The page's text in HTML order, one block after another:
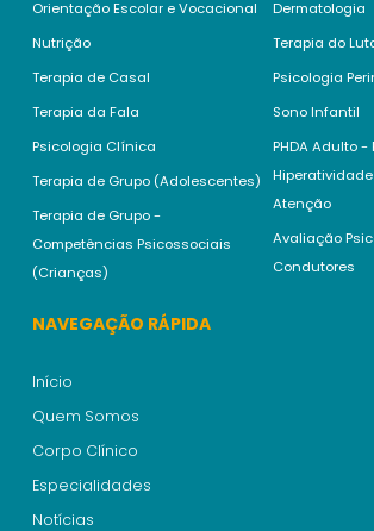
Orientação Escolar e Vocacional
Nutrição
Terapia de Casal
Terapia da Fala
Psicologia Clínica
Terapia de Grupo (Adolescentes)
Terapia de Grupo -
Competências Psicossociais
(Crianças)
Dermatologia
Terapia do
Psicologia
Sono Infantil
PHDA Adulto
Atenção
Avaliação
Condutores
NAVEGAÇÃO RÁPIDA
Início
Quem Somos
Corpo Clínico
Especialidades
Notícias